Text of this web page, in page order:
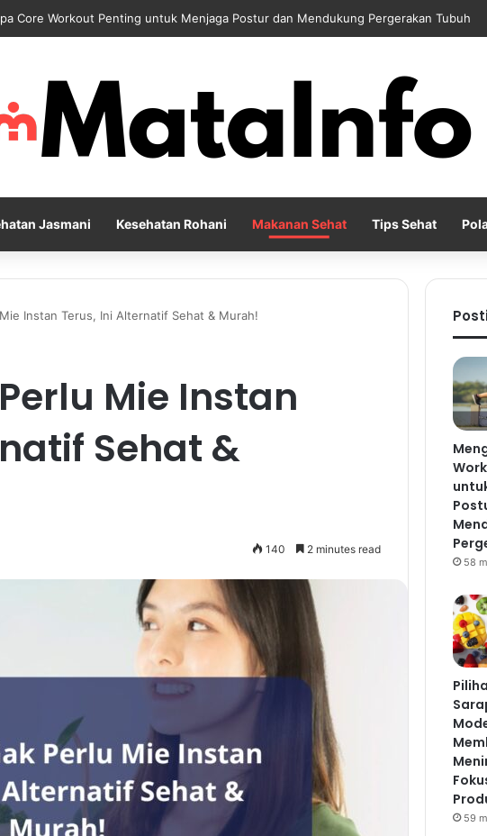
Harian sebagai Solusi Positif untuk Mengurangi Pikiran Berlebihan dan Kecemasan
Jasmani Kesehatan Rohani Makanan Sehat Tips Sehat
Instan Terus, Ini Alternatif Sehat & Murah!
Mie Instan
Sehat &
140 2 minutes read
58
59